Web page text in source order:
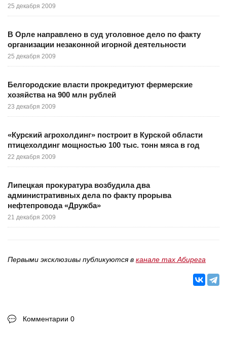
25 декабря 2009
В Орле направлено в суд уголовное дело по факту
организации незаконной игорной деятельности
25 декабря 2009
Белгородские власти прокредитуют фермерские
хозяйства на 900 млн рублей
23 декабря 2009
«Курский агрохолдинг» построит в Курской области
птицехолдинг мощностью 100 тыс. тонн мяса в год
22 декабря 2009
Липецкая прокуратура возбудила два
административных дела по факту прорыва
нефтепровода «Дружба»
21 декабря 2009
Первыми эксклюзивы публикуются в канале max Абирега
Комментарии 0